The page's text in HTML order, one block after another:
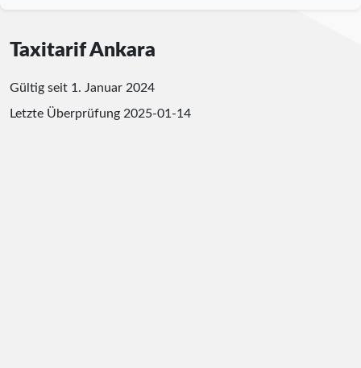
Taxitarif Ankara
Gültig seit 1. Januar 2024
Letzte Überprüfung 2025-01-14